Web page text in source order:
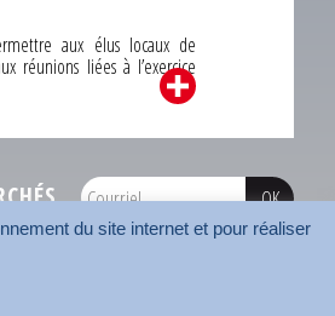
aux élus locaux de
réunions liées à l’exercice
du site internet et pour réaliser